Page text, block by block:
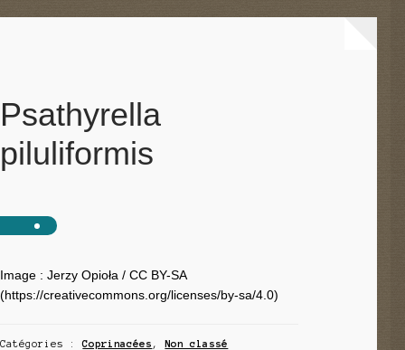
Psathyrella
piluliformis
Image : Jerzy Opioła / CC BY-SA
(https://creativecommons.org/licenses/by-sa/4.0)
Catégories :Coprinacées ,Non classé